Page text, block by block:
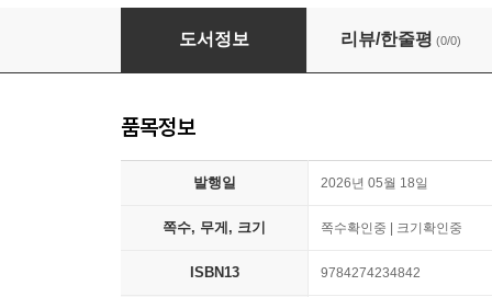
1級造園施工管理技士 改訂2版
도서정보 리뷰/한줄평 (0/0)
품목정보
발행일 2026년 05월 18일
쪽수, 무게, 크기 쪽수확인중 | 크기확인중
ISBN13 9784274234842